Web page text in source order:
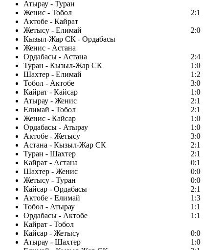
Атырау - Туран
Женис - Тобол
2:1
Актобе - Кайрат
Жетысу - Елимай
2:0
Кызыл-Жар СК - Ордабасы
Женис - Астана
Ордабасы - Астана
2:4
Туран - Кызыл-Жар СК
1:0
Шахтер - Елимай
1:2
Тобол - Актобе
3:0
Кайрат - Кайсар
1:0
Атырау - Женис
2:1
Елимай - Тобол
2:1
Женис - Кайсар
1:0
Ордабасы - Атырау
1:0
Актобе - Жетысу
3:0
Астана - Кызыл-Жар СК
2:1
Туран - Шахтер
2:1
Кайрат - Астана
0:1
Шахтер - Женис
0:0
Жетысу - Туран
0:0
Кайсар - Ордабасы
2:1
Актобе - Елимай
1:3
Тобол - Атырау
1:1
Ордабасы - Актобе
1:1
Кайрат - Тобол
Кайсар - Жетысу
0:0
Атырау - Шахтер
1:0